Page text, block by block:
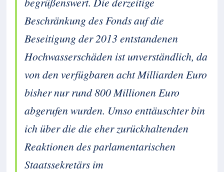
Beschränkung des Fonds auf die
Beseitigung der 2013 entstandenen
Hochwasserschäden ist unverständlich, da
von den verfügbaren acht Milliarden Euro
bisher nur rund 800 Millionen Euro
abgerufen wurden. Umso enttäuschter bin
ich über die die eher zurückhaltenden
Reaktionen des parlamentarischen
Staatssekretärs im